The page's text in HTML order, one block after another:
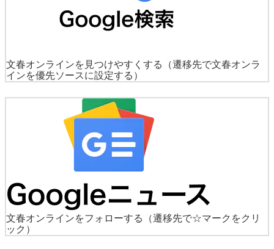
文春オンラインを見つけやすくする
（遷移先で文春オンラ
インを優先ソースに設定する）
文春オンラインをフォローする
（遷移先で☆マークをクリ
ック）